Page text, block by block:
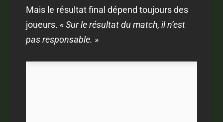
Mais le résultat final dépend toujours des
joueurs.« Sur le résultat du match, il n’est
pas responsable. »